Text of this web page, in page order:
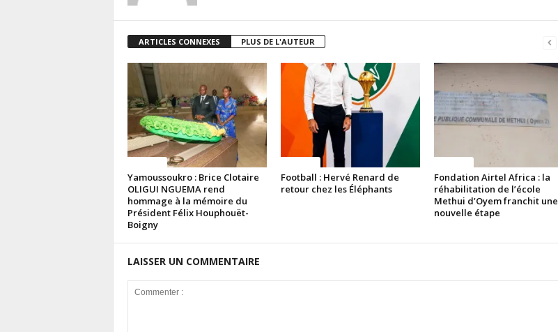
ARTICLES CONNEXES PLUS DE L'AUTEUR
Yamoussoukro : Brice Clotaire
OLIGUI NGUEMA rend
hommage à la mémoire du
Président Félix Houphouët-
Boigny
Football : Hervé Renard de
retour chez les Éléphants
Fondation Airtel Africa : la
réhabilitation de l’école
Methui d’Oyem franchit une
nouvelle étape
LAISSER UN COMMENTAIRE